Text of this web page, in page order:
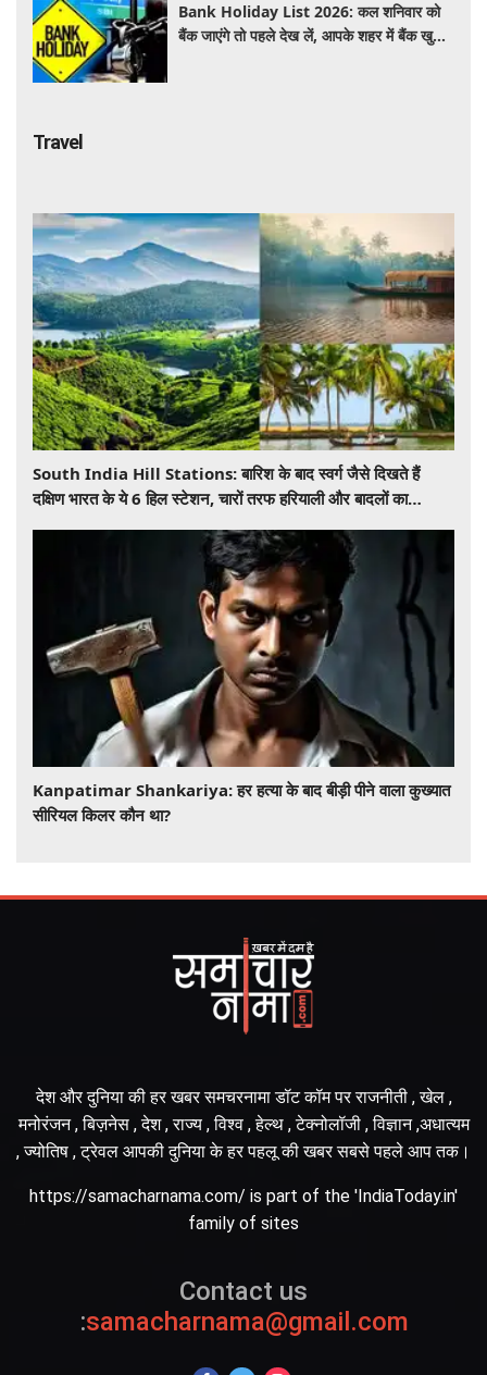
Bank Holiday List 2026: कल शनिवार को
बैंक जाएंगे तो पहले देख लें, आपके शहर में बैंक खुले
Travel
South India Hill Stations: बारिश के बाद स्वर्ग जैसे दिखते हैं
दक्षिण भारत के ये 6 हिल स्टेशन, चारों तरफ हरियाली और बादलों का
​​​​​​​Kanpatimar Shankariya: हर हत्या के बाद बीड़ी पीने वाला कुख्यात
सीरियल किलर कौन था?
देश और दुनिया की हर खबर समचरनामा डॉट कॉम पर राजनीती , खेल ,
मनोरंजन , बिज़नेस , देश , राज्य , विश्व , हेल्थ , टेक्नोलॉजी , विज्ञान ,अधात्यम
, ज्योतिष , ट्रेवल आपकी दुनिया के हर पहलू की खबर सबसे पहले आप तक।
https://samacharnama.com/ is part of the 'IndiaToday.in'
family of sites
Contact us
:samacharnama@gmail.com